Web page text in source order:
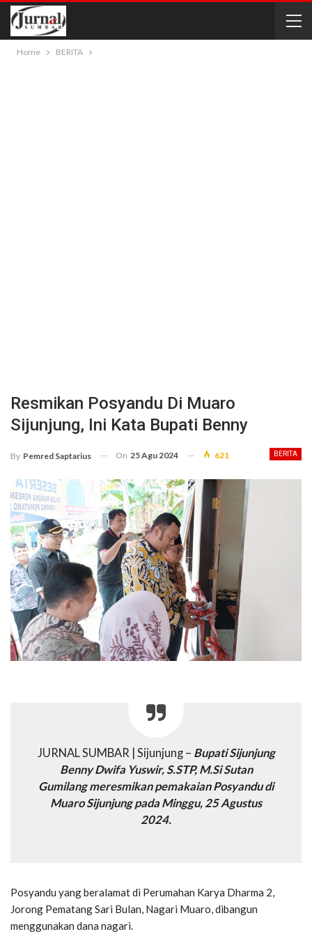
Home BERITA
Resmikan Posyandu Di Muaro
Sijunjung, Ini Kata Bupati Benny
BERITA
By Pemred Saptarius On 25 Agu 2024 621
JURNAL SUMBAR | Sijunjung – Bupati Sijunjung
Benny Dwifa Yuswir, S.STP, M.Si Sutan
Gumilang meresmikan pemakaian Posyandu di
Muaro Sijunjung pada Minggu, 25 Agustus
2024.
Posyandu yang beralamat di Perumahan Karya Dharma 2,
Jorong Pematang Sari Bulan, Nagari Muaro, dibangun
menggunakan dana nagari.